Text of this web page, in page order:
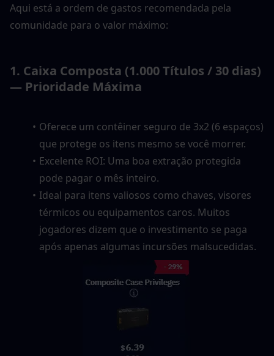
Aqui está a ordem de gastos recomendada pela
comunidade para o valor máximo:
1. Caixa Composta (1.000 Títulos / 30 dias)
— Prioridade Máxima
Oferece um contêiner seguro de 3x2 (6 espaços)
que protege os itens mesmo se você morrer.
Excelente ROI: Uma boa extração protegida
pode pagar o mês inteiro.
Ideal para itens valiosos como chaves, visores
térmicos ou equipamentos caros. Muitos
jogadores dizem que o investimento se paga
após apenas algumas incursões malsucedidas.